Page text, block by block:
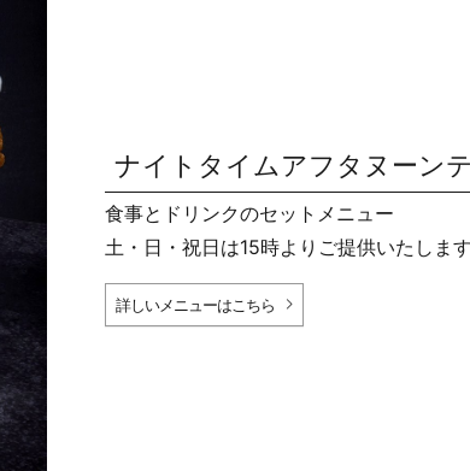
ナイトタイムアフタヌーン
食事とドリンクのセットメニュー
土・日・祝日は15時よりご提供いたしま
詳しいメニューはこちら